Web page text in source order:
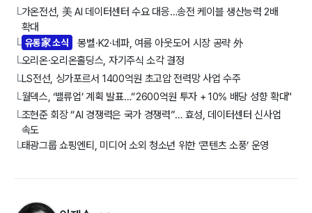
└가온전선, 美 AI 데이터센터 수요 대응…송전 케이블 생산능력 2배
확대
└ 유통家 소식 몽벨·K2·네파, 여름 아웃도어 시장 공략 外
└오리온·오리온홀딩스, 자기주식 소각 결정
└LS전선, 싱가포르서 1400억원 초고압 전력망 사업 수주
└월덱스, ‘밸류업’ 계획 발표…“2600억원 투자 + 10% 배당 성향 확대"
└조현준 회장 “AI 경쟁력은 국가 경쟁력”… 효성, 데이터센터 신사업
속도
└태광그룹 쇼핑엔티, 미디어 소외 청소년 위한 ‘콘텐츠 소풍’ 운영